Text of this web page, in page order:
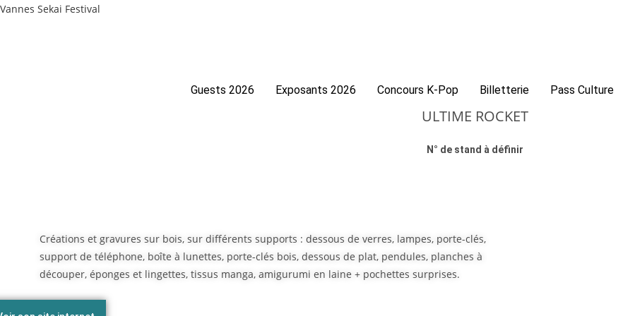
Skip
Vannes Sekai Festival
Guests 2026 Exposants 2026 Concours K-Pop Billetterie Pass Culture
ULTIME ROCKET
N° de stand à définir
Créations et gravures sur bois, sur différents supports : dessous de verres, lampes, porte-clés,
support de téléphone, boîte à lunettes, porte-clés bois, dessous de plat, pendules, planches à
découper, éponges et lingettes, tissus manga, amigurumi en laine + pochettes surprises.